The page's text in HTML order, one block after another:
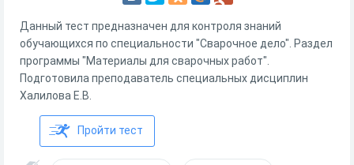
Данный тест предназначен для контроля знаний
обучающихся по специальности "Сварочное дело". Раздел
программы "Материалы для сварочных работ".
Подготовила преподаватель специальных дисциплин
Халилова Е.В.
Пройти тест